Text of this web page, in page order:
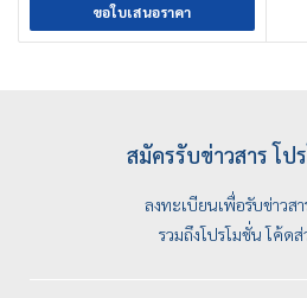
ขอใบเสนอราคา
สมัครรับข่าวสาร โป
ลงทะเบียนเพื่อรับข่าวส
รวมถึงโปรโมชั่น โค้ด